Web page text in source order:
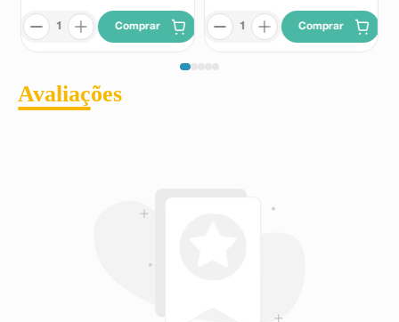
Comprar Comprar
Avaliações